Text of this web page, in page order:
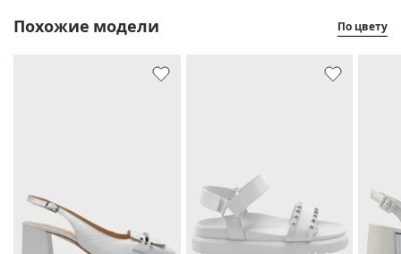
Похожие модели По цвету